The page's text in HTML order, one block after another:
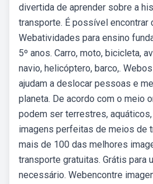
divertida de aprender sobre a
transporte. É possível encontrar
Webatividades para ensino
5º anos. Carro, moto, bicicleta,
navio, helicóptero, barco,.
ajudam a deslocar pessoas e
planeta. De acordo com o meio
podem ser terrestres,
imagens perfeitas de meios de
mais de 100 das melhores
transporte gratuitas. Grátis para
necessário. Webencontre